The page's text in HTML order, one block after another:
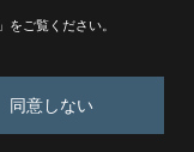
」をご覧ください。
同意しない